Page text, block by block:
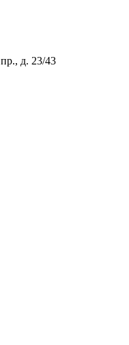
д. 23/43